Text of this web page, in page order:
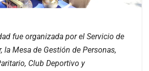
fue organizada por el Servicio de
la Mesa de Gestión de Personas,
Club Deportivo y